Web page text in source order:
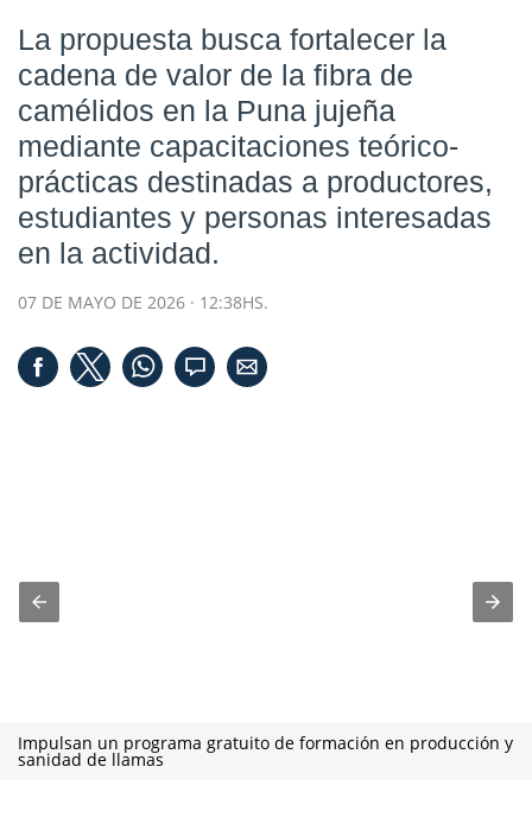
La propuesta busca fortalecer la
cadena de valor de la fibra de
camélidos en la Puna jujeña
mediante capacitaciones teórico-
prácticas destinadas a productores,
estudiantes y personas interesadas
en la actividad.
07 DE MAYO DE 2026 · 12:38HS.
Impulsan un programa gratuito de formación en producción y
sanidad de llamas